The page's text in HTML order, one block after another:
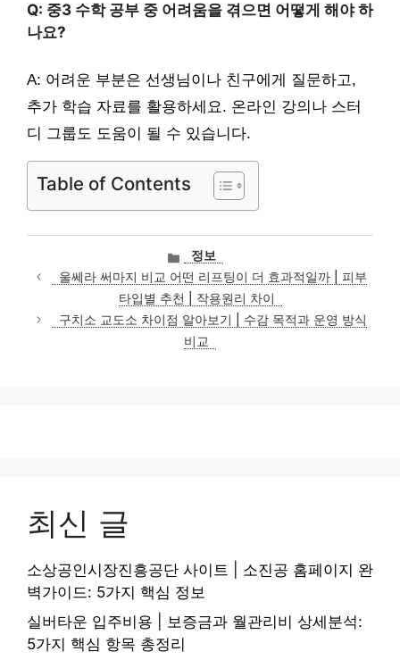
Q: 중3 수학 공부 중 어려움을 겪으면 어떻게 해야 하
나요?
A: 어려운 부분은 선생님이나 친구에게 질문하고,
추가 학습 자료를 활용하세요. 온라인 강의나 스터
디 그룹도 도움이 될 수 있습니다.
Table of Contents
카
테
고
리
정보
울쎄라 써마지 비교 어떤 리프팅이 더 효과적일까 | 피부
타입별 추천 | 작용원리 차이
구치소 교도소 차이점 알아보기 | 수감 목적과 운영 방식
비교
최신 글
소상공인시장진흥공단 사이트 | 소진공 홈페이지 완
벽가이드: 5가지 핵심 정보
실버타운 입주비용 | 보증금과 월관리비 상세분석:
5가지 핵심 항목 총정리